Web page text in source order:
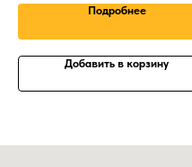
Подробнее
Добавить в корзину